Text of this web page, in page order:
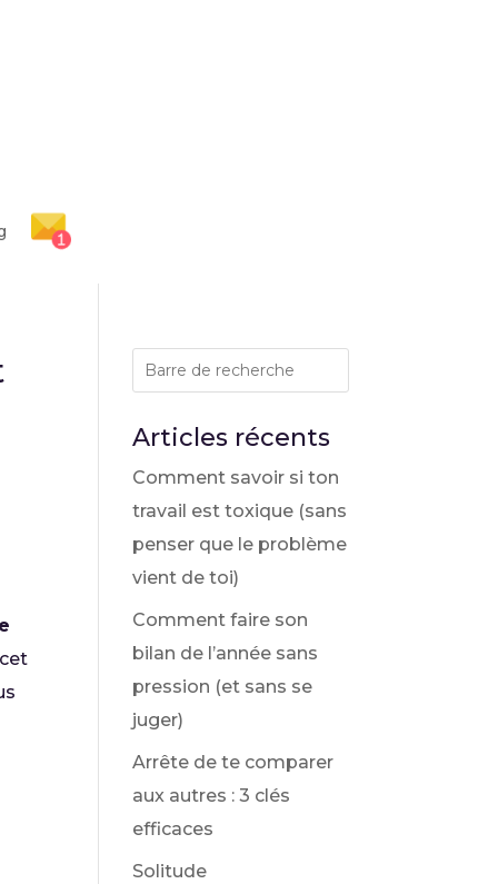
Articles récents
Comment savoir si ton
travail est toxique (sans
penser que le problème
vient de toi)
Comment faire son
bilan de l’année sans
pression (et sans se
juger)
Arrête de te comparer
aux autres : 3 clés
efficaces
Solitude